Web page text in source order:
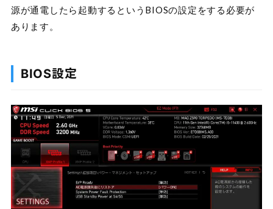
源が通電したら起動するというBIOSの設定をする必要が
あります。
BIOS設定